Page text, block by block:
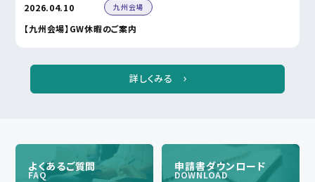
2026.04.10 九州会場
【九州会場】GW休暇のご案内
詳しくみる
よくあるご質問
FAQ
申請書ダウンロード
DOWNLOAD